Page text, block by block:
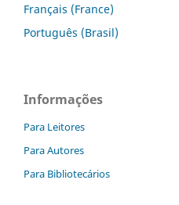
Français (France)
Português (Brasil)
Informações
Para Leitores
Para Autores
Para Bibliotecários